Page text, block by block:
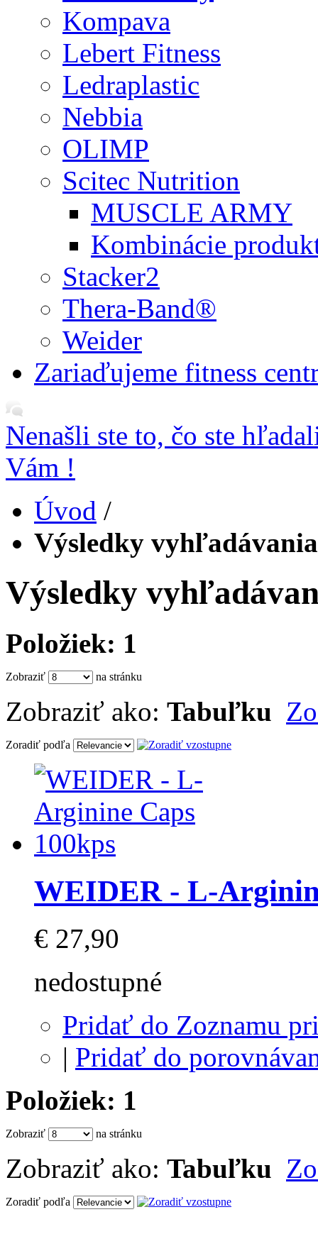
Kompava
Lebert Fitness
Ledraplastic
Nebbia
OLIMP
Scitec Nutrition
MUSCLE ARMY
Kombinácie
Stacker2
Thera-Band®
Weider
Zariaďujeme fitness
Nenašli ste to, čo ste
Vám !
Úvod /
Výsledky
Výsledky
Položiek: 1
Zobraziť na stránku
Zobraziť ako: Tabuľku
Zoradiť podľa
WEIDER - L-
€ 27,90
nedostupné
Pridať do Zoznamu
| Pridať do
Položiek: 1
Zobraziť na stránku
Zobraziť ako: Tabuľku
Zoradiť podľa